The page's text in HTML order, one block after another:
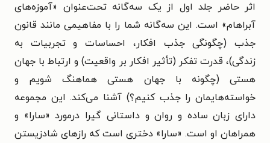
اثر حاضر جلد اول از یک سه‌گانه تحت‌عنوان «آموزه‌های
آبراهام» است. این سه‌گانه شما را با مفاهیمی مانندقانون
جذب (چگونگی جذب افکار، احساسات و تجربیات به
زندگی)، قدرت تفکر (تأثیر افکار بر واقعیت) و ارتباط با جهان
هستی (چگونه با جهان هستی هماهنگ شویم و
خواسته‌هایمان را جذب کنیم؟) آشنا می‌کند. این مجموعه
دارایزبان ساده و روان وداستانی گیرا درمورد «سارا» و
همراهان او است. «سارا» دختری است که رازهای شادزیستن